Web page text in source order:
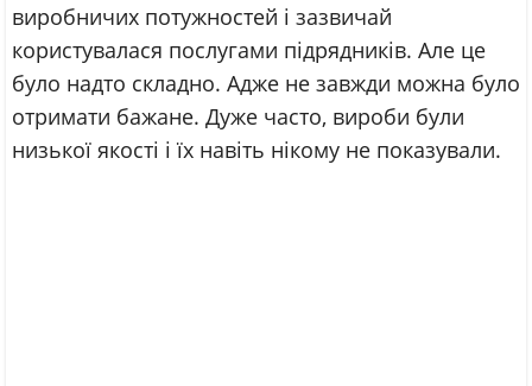
виробничих потужностей і зазвичай
користувалася послугами підрядників. Але це
було надто складно. Адже не завжди можна було
отримати бажане. Дуже часто, вироби були
низької якості і їх навіть нікому не показували.